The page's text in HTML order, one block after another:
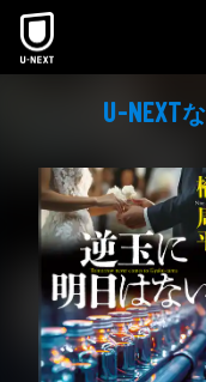
本文へスキップ
U-NEXT